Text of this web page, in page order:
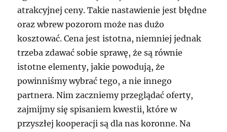
atrakcyjnej ceny. Takie nastawienie jest błędne
oraz wbrew pozorom może nas dużo
kosztować. Cena jest istotna, niemniej jednak
trzeba zdawać sobie sprawę, że są równie
istotne elementy, jakie powodują, że
powinniśmy wybrać tego, a nie innego
partnera. Nim zaczniemy przeglądać oferty,
zajmijmy się spisaniem kwestii, które w
przyszłej kooperacji są dla nas koronne. Na